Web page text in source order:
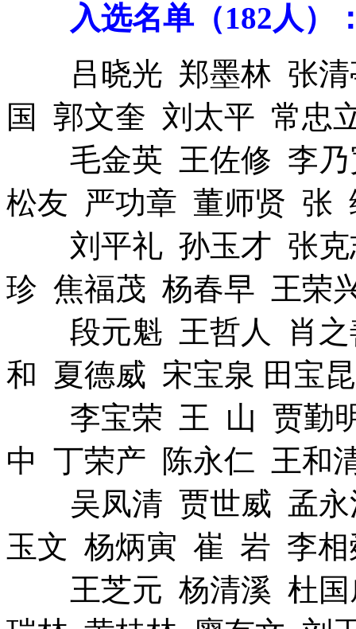
入选名单（182人）
吕晓光 郑墨林 张清
国 郭文奎 刘太平 常忠
毛金英 王佐修 李乃
松友 严功章 董师贤
刘平礼 孙玉才 张克
珍 焦福茂 杨春早 王荣
段元魁 王哲人 肖之
和 夏德威 宋宝泉 田宝
李宝荣 王 山 贾勤明
中 丁荣产 陈永仁 王和
吴凤清 贾世威 孟永
玉文 杨炳寅 崔 岩 李
王芝元 杨清溪 杜国